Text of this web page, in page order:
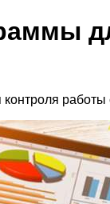
работы